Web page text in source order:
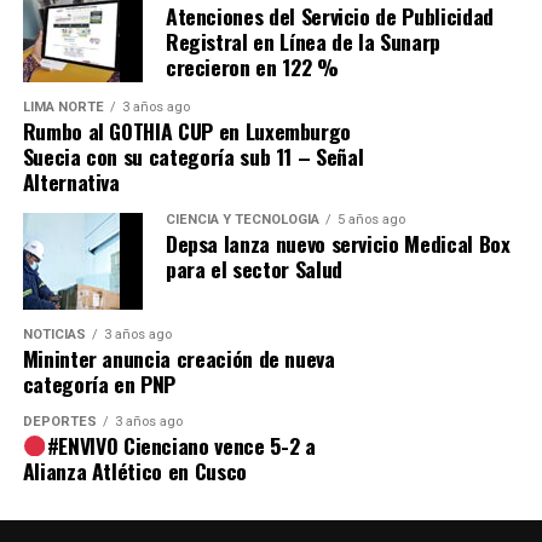
Comparte esto:
Atenciones del Servicio de Publicidad
Registral en Línea de la Sunarp
crecieron en 122 %
LIMA NORTE 3 años ago
Rumbo al GOTHIA CUP en Luxemburgo
Suecia con su categoría sub 11 – Señal
Alternativa
CIENCIA Y TECNOLOGÍA 5 años ago
Depsa lanza nuevo servicio Medical Box
para el sector Salud
NOTICIAS 3 años ago
Mininter anuncia creación de nueva
categoría en PNP
DEPORTES 3 años ago
#ENVIVO Cienciano vence 5-2 a
Alianza Atlético en Cusco